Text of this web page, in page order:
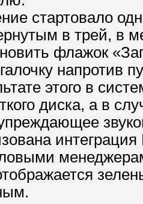
стартовало
в трей, в
флажок
напротив
этого в
диска, а в